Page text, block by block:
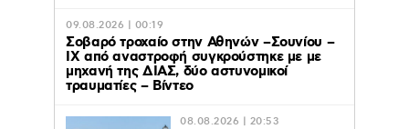
09.08.2026 | 00:19
Σοβαρό τροχαίο στην Αθηνών –Σουνίου –
ΙΧ από αναστροφή συγκρούστηκε με με
μηχανή της ΔΙΑΣ, δύο αστυνομικοί
τραυματίες – Βίντεο
08.08.2026 | 20:53